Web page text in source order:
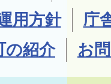
用方針
庁
の紹介
お